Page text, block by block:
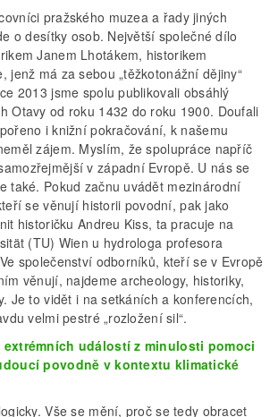
pražského muzea a řady jiných
o desítky osob. Největší společné dílo
Janem Lhotákem, historikem
jenž má za sebou „těžkotonážní dějiny“
2013 jsme spolu publikovali obsáhlý
Otavy od roku 1432 do roku 1900. Doufali
i knižní pokračování, k našemu
zájem. Myslím, že spolupráce napříč
v západní Evropě. U nás se
také. Pokud začnu uvádět mezinárodní
se věnují historii povodní, pak jako
historičku Andreu Kiss, ta pracuje na
(TU) Wien u hydrologa profesora
společenství odborníků, kteří se v Evropě
věnují, najdeme archeology, historiky,
Je to vidět i na setkáních a konferencích,
velmi pestré „rozložení sil“.
extrémních událostí z minulosti pomoci
povodně v kontextu klimatické
Vše se mění, proč se tedy obracet